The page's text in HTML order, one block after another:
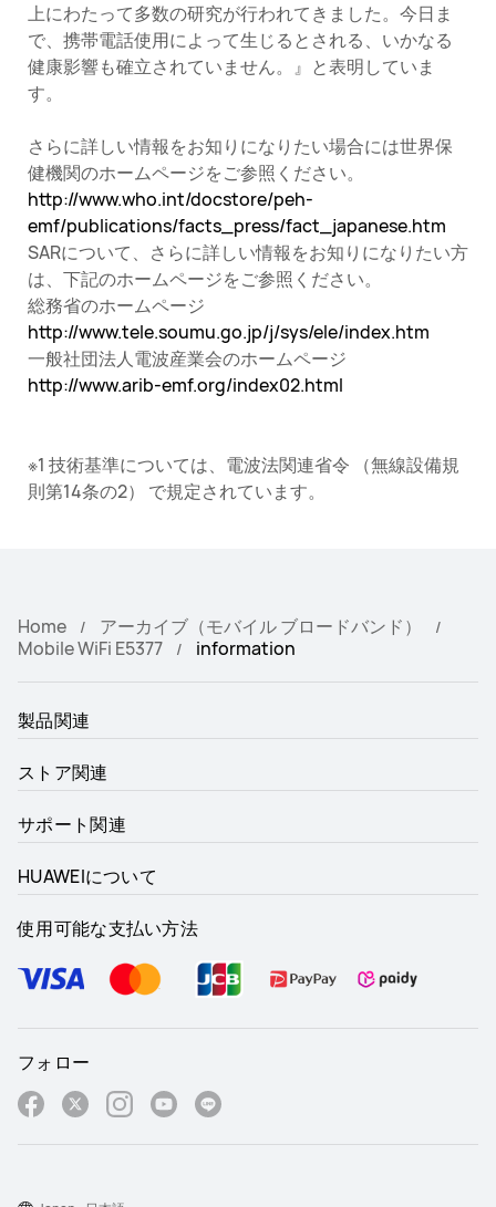
上にわたって多数の研究が行われてきました。今日ま
で、携帯電話使用によって生じるとされる、いかなる
健康影響も確立されていません。』と表明していま
す。
さらに詳しい情報をお知りになりたい場合には世界保
健機関のホームページをご参照ください。
http://www.who.int/docstore/peh-
emf/publications/facts_press/fact_japanese.htm
SARについて、さらに詳しい情報をお知りになりたい方
は、下記のホームページをご参照ください。
総務省のホームページ
http://www.tele.soumu.go.jp/j/sys/ele/index.htm
一般社団法人電波産業会のホームページ
http://www.arib-emf.org/index02.html
※1 技術基準については、電波法関連省令 （無線設備規
則第14条の2） で規定されています。
Home
アーカイブ（モバイル ブロードバンド）
Mobile WiFi E5377
information
製品関連
ストア関連
サポート関連
HUAWEIについて
使用可能な支払い方法
フォロー